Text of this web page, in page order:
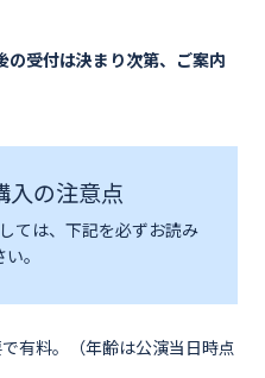
受付は決まり次第、ご案内
入の注意点
ては、下記を必ずお読み
。
有料。（年齢は公演当日時点